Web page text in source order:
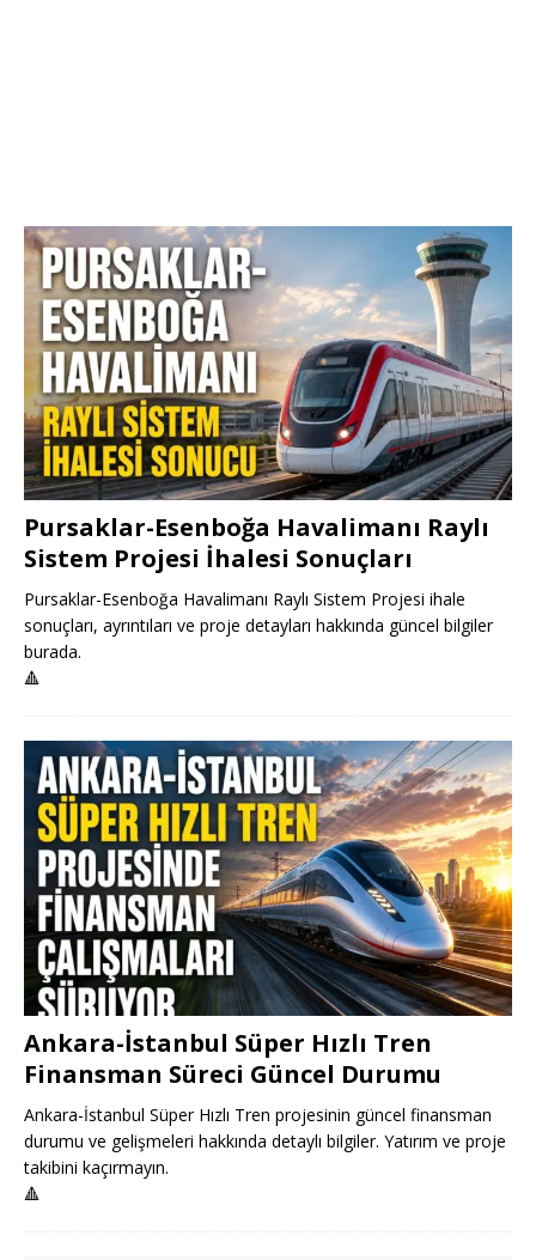
Pursaklar-Esenboğa Havalimanı Raylı
Sistem Projesi İhalesi Sonuçları
Pursaklar-Esenboğa Havalimanı Raylı Sistem Projesi ihale
sonuçları, ayrıntıları ve proje detayları hakkında güncel bilgiler
burada.
🔺
Ankara-İstanbul Süper Hızlı Tren
Finansman Süreci Güncel Durumu
Ankara-İstanbul Süper Hızlı Tren projesinin güncel finansman
durumu ve gelişmeleri hakkında detaylı bilgiler. Yatırım ve proje
takibini kaçırmayın.
🔺